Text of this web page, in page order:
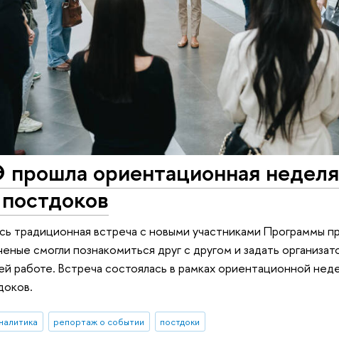
ориентационная
традиционная встреча с новыми участниками Программы
смогли познакомиться друг с другом и задать
работе. Встреча состоялась в рамках ориентационной
репортаж о событии постдоки